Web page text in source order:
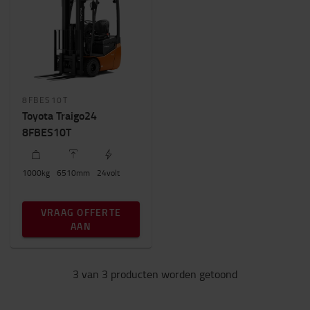
Totale hoogte (mm)
8FBES10T
Toyota Traigo24
8FBES10T
1000kg 6510mm 24volt
VRAAG OFFERTE
AAN
3 van 3 producten worden getoond